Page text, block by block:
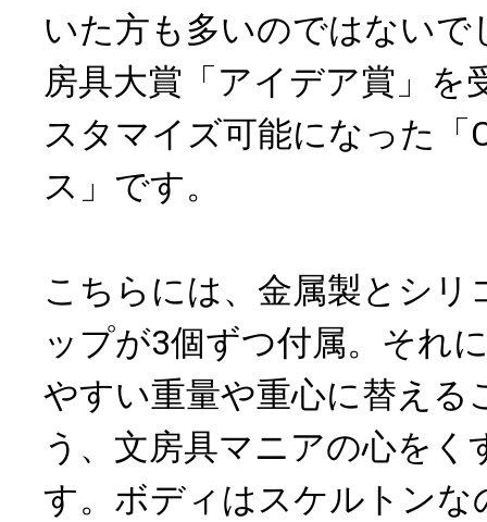
いた方も多いのではないで
房具大賞「アイデア賞」を
スタマイズ可能になった「
ス」です。
こちらには、金属製とシリ
ップが3個ずつ付属。それ
やすい重量や重心に替える
う、文房具マニアの心を
す。ボディはスケルトンな